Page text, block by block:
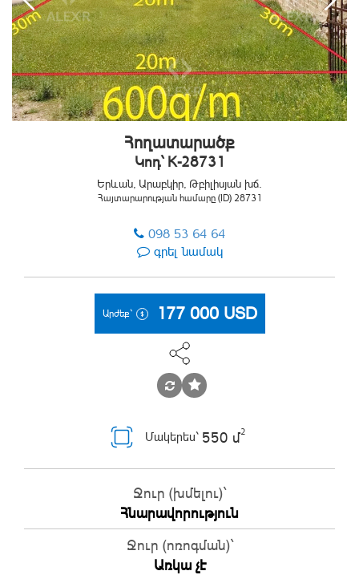
Հողատարածք
Կոդ` K-28731
Երևան, Արաբկիր, Թբիլիսյան խճ.
Հայտարարության համարը (ID) 28731
098 53 64 64
գրել նամակ
Արժեք` 177 000 USD
Մակերես` 550 մ2
Ջուր (խմելու)`
Հնարավորություն
Ջուր (ոռոգման)`
Առկա չէ